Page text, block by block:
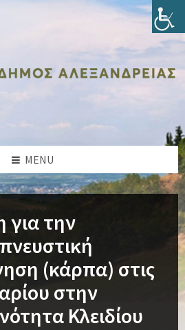
MENU
για την
(κάρπα) στις
στην
Κλειδίου